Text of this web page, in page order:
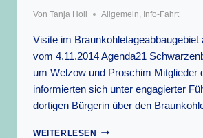
Von Tanja Holl Allgemein Info-Fahrt
Visite im Braunkohletageabbaugebiet
vom 4.11.2014 Agenda21
um Welzow und Proschim Mitglieder
informierten sich unter engagierter
dortigen Bürgerin über den
WEITERLESEN VISITE